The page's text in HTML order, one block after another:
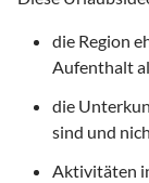
die Region
Aufenthalt
die
sind und
Aktivitäten